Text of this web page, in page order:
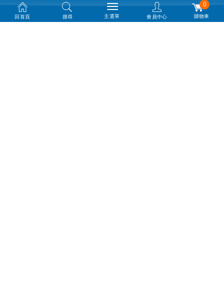
回首頁 搜尋 主選單 會員中心
0
購物車